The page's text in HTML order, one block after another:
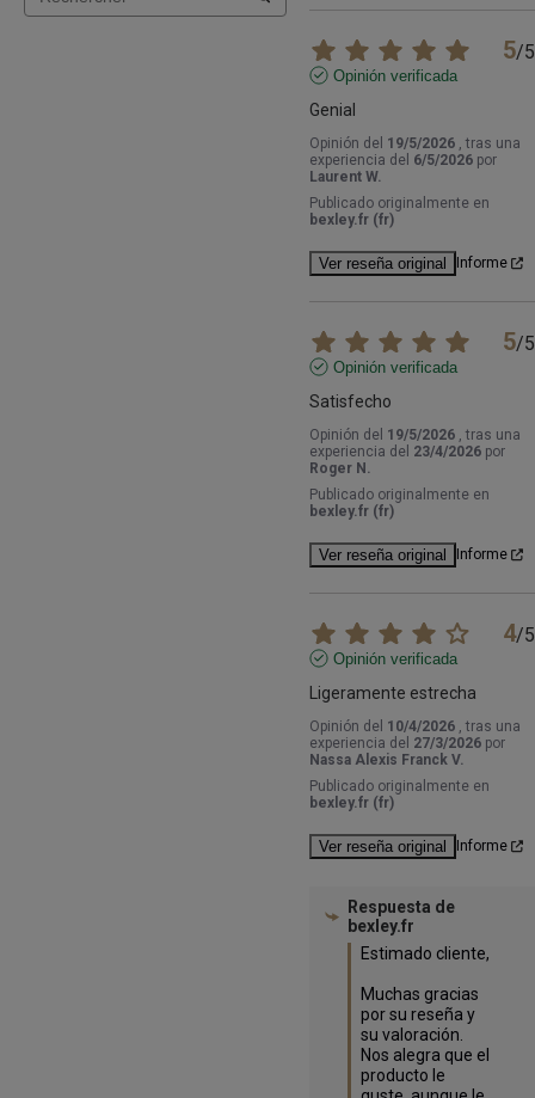
5/5
Opinión verificada
Genial
Opinión del 19/5/2026
, tras una
experiencia del 6/5/2026 por
Laurent W.
Publicado originalmente en
bexley.fr (fr)
Ver reseña original Informe
5/5
Opinión verificada
Satisfecho
Opinión del 19/5/2026
, tras una
experiencia del 23/4/2026 por
Roger N.
Publicado originalmente en
bexley.fr (fr)
Ver reseña original Informe
4/5
Opinión verificada
Ligeramente estrecha
Opinión del 10/4/2026
, tras una
experiencia del 27/3/2026 por
Nassa Alexis Franck V.
Publicado originalmente en
bexley.fr (fr)
Ver reseña original Informe
Respuesta de
bexley.fr
Estimado cliente,
Muchas gracias
por su reseña y
su valoración.
Nos alegra que el
producto le